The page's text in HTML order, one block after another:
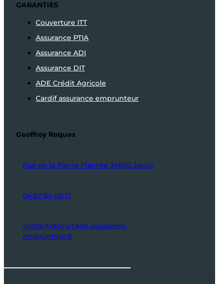
GARANTIES
Couverture ITT
Assurance PTIA
Assurance ADI
Assurance DIT
ADE Crédit Agricole
Cardif assurance emprunteur
Geoffroy Roques
Rue de la Pierre Plantée 34830 Jacou
04 67 64 00 17
contact@courtage-assurance-
emprunteur.fr